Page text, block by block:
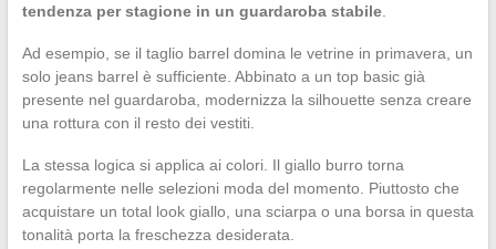
tendenza per stagione in un guardaroba stabile.
Ad esempio, se il taglio barrel domina le vetrine in primavera, un
solo jeans barrel è sufficiente. Abbinato a un top basic già
presente nel guardaroba, modernizza la silhouette senza creare
una rottura con il resto dei vestiti.
La stessa logica si applica ai colori. Il giallo burro torna
regolarmente nelle selezioni moda del momento. Piuttosto che
acquistare un total look giallo, una sciarpa o una borsa in questa
tonalità porta la freschezza desiderata.